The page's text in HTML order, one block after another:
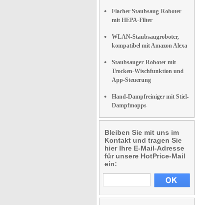
Flacher Staubsaug-Roboter
mit HEPA-Filter
WLAN-Staubsaugroboter,
kompatibel mit Amazon Alexa
Staubsauger-Roboter mit
Trocken-Wischfunktion und
App-Steuerung
Hand-Dampfreiniger mit Stiel-
Dampfmopps
Bleiben Sie mit uns im
Kontakt und tragen Sie
hier Ihre E-Mail-Adresse
für unsere HotPrice-Mail
ein: